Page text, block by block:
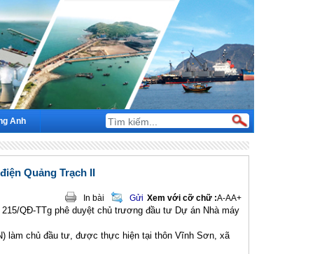
Anh
Quảng Trạch II
In bài Gửi Xem với cỡ chữ :A-AA+
QĐ-TTg phê duyệt chủ trương đầu tư Dự án Nhà máy
làm chủ đầu tư, được thực hiện tại thôn Vĩnh Sơn, xã